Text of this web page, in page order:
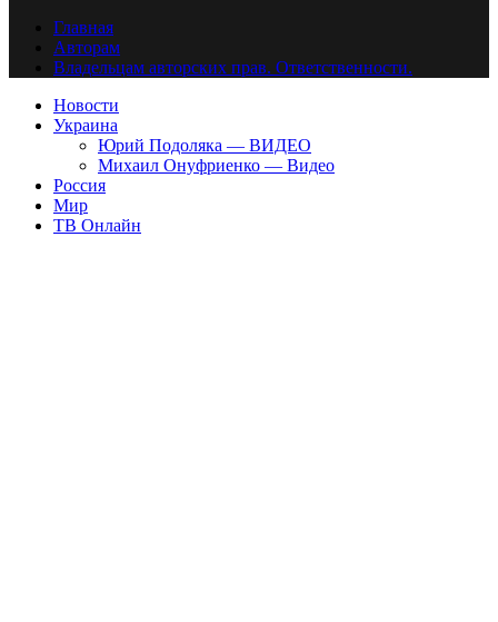
Главная
Авторам
Владельцам авторских прав. Ответственности.
Новости
Украина
Юрий Подоляка — ВИДЕО
Михаил Онуфриенко — Видео
Россия
Мир
ТВ Онлайн